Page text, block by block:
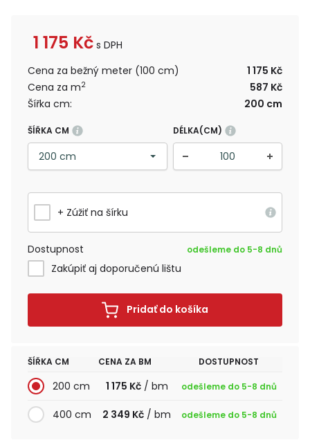
1 175 Kč s DPH
Cena za bežný meter (100 cm)
1 175 Kč
Cena za m2
587 Kč
Šířka cm:
200 cm
ŠÍŘKA CM DÉLKA(CM)
+ Zúžiť na šírku
Dostupnost odešleme do 5-8 dnů
Zakúpiť aj doporučenú lištu
Pridať do košíka
ŠÍŘKA CM CENA ZA BM DOSTUPNOST
200 cm 1 175 Kč/ bm odešleme do 5-8 dnů
400 cm 2 349 Kč / bm odešleme do 5-8 dnů